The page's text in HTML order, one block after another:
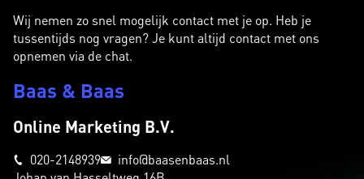
Wij nemen zo snel mogelijk contact met je op. Heb je
tussentijds nog vragen? Je kunt altijd contact met ons
opnemen via de chat.
Baas & Baas
Online Marketing B.V.
020-2148939
info@baasenbaas.nl